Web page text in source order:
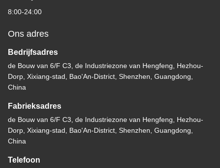
8:00-24:00
Ons adres
Bedrijfsadres
de Bouw van 6/F C3, de Industriezone van Hengfeng, Hezhou-
Dorp, Xixiang-stad, Bao'An-District, Shenzhen, Guangdong,
China
Fabrieksadres
de Bouw van 6/F C3, de Industriezone van Hengfeng, Hezhou-
Dorp, Xixiang-stad, Bao'An-District, Shenzhen, Guangdong,
China
Telefoon